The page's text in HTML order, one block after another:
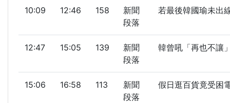
10:09 12:46 158
新聞
段落
若最後韓國瑜未出
12:47 15:05 139
新聞
段落
韓曾吼「再也不讓
15:06 16:58 113
新聞
段落
假日逛百貨竟受